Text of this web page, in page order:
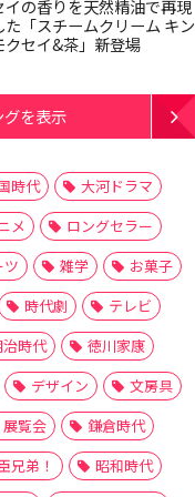
イの香りを天然精油で再現
た「スチームクリーム キン
クセイ&茶」新登場
を表示
時代
大河ドラマ
メ
ロングセラー
ツ 雑学
お菓子
時代劇
テレビ
時代
徳川家康
デザイン
文房具
展覧会
鎌倉時代
兄弟！
昭和時代